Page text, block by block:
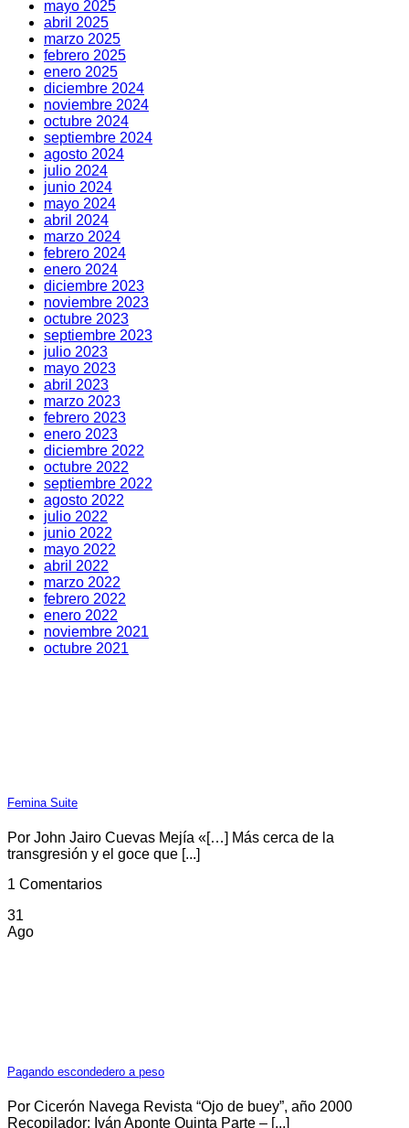
mayo 2025
abril 2025
marzo 2025
febrero 2025
enero 2025
diciembre 2024
noviembre 2024
octubre 2024
septiembre 2024
agosto 2024
julio 2024
junio 2024
mayo 2024
abril 2024
marzo 2024
febrero 2024
enero 2024
diciembre 2023
noviembre 2023
octubre 2023
septiembre 2023
julio 2023
mayo 2023
abril 2023
marzo 2023
febrero 2023
enero 2023
diciembre 2022
octubre 2022
septiembre 2022
agosto 2022
julio 2022
junio 2022
mayo 2022
abril 2022
marzo 2022
febrero 2022
enero 2022
noviembre 2021
octubre 2021
Femina Suite
Por John Jairo Cuevas Mejía «[…] Más cerca de la
transgresión y el goce que [...]
1 Comentarios
31
Ago
Pagando escondedero a peso
Por Cicerón Navega Revista “Ojo de buey”, año 2000
Recopilador: Iván Aponte Quinta Parte – [...]